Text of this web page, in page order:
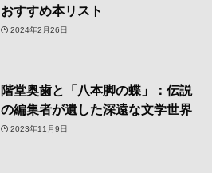
おすすめ本リスト
2024年2月26日
階堂奥歯と「八本脚の蝶」：伝説
の編集者が遺した深遠な文学世界
2023年11月9日